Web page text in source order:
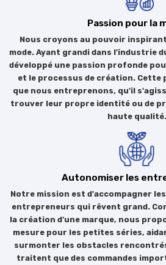
Passion pour la
Nous croyons au pouvoir
mode. Ayant grandi dans l'industrie
développé une passion profonde
et le processus de création. Cette
que nous entreprenons, qu'il
trouver leur propre identité ou de
haute qualité.
Autonomiser les
Notre mission est d'accompagner
entrepreneurs qui rêvent grand.
la création d'une marque, nous
mesure pour les petites séries,
surmonter les obstacles
traitent que des commandes